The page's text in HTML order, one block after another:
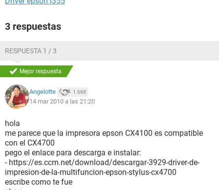
3 respuestas
RESPUESTA 1 / 3
Mejor respuesta
Angelotte 1.668
14 mar 2010 a las 21:20
hola
me parece que la impresora epson CX4100 es compatible
con el CX4700
pego el enlace para descarga e instalar:
- https://es.ccm.net/download/descargar-3929-driver-de-
impresion-de-la-multifuncion-epson-stylus-cx4700
escribe como te fue